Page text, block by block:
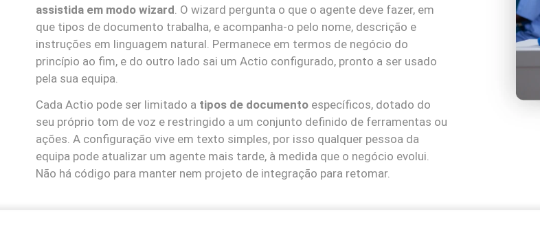
assistida em modo wizard . O wizard pergunta o que o agente deve fazer, em
que tipos de documento trabalha, e acompanha-o pelo nome, descrição e
instruções em linguagem natural. Permanece em termos de negócio do
princípio ao fim, e do outro lado sai um Actio configurado, pronto a ser usado
pela sua equipa.
Cada Actio pode ser limitado a tipos de documento específicos, dotado do
seu próprio tom de voz e restringido a um conjunto definido de ferramentas ou
ações. A configuração vive em texto simples, por isso qualquer pessoa da
equipa pode atualizar um agente mais tarde, à medida que o negócio evolui.
Não há código para manter nem projeto de integração para retomar.